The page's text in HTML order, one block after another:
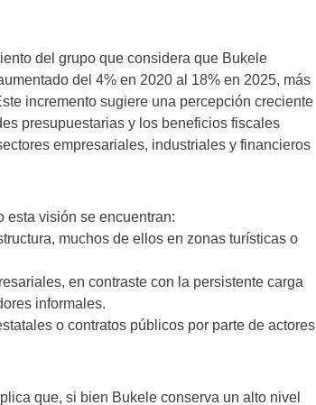
del grupo que considera que Bukele
del 4% en 2020 al 18% en 2025, más
incremento sugiere una percepción creciente
presupuestarias y los beneficios fiscales
empresariales, industriales y financieros
esta visión se encuentran:
muchos de ellos en zonas turísticas o
en contraste con la persistente carga
informales.
o contratos públicos por parte de actores
que, si bien Bukele conserva un alto nivel